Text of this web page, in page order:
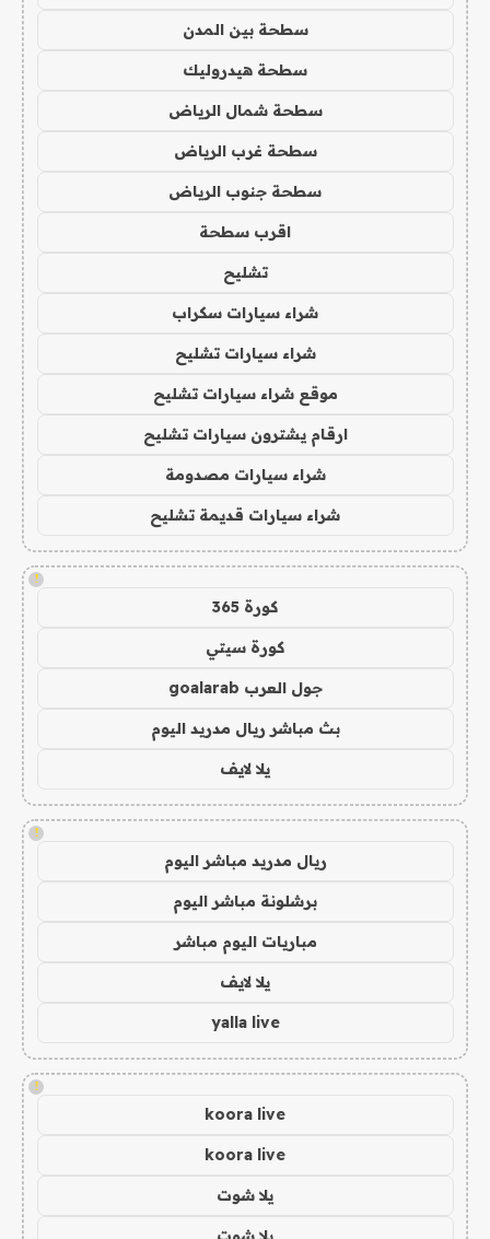
سطحة بين المدن
سطحة هيدروليك
سطحة شمال الرياض
سطحة غرب الرياض
سطحة جنوب الرياض
اقرب سطحة
تشليح
شراء سيارات سكراب
شراء سيارات تشليح
موقع شراء سيارات تشليح
ارقام يشترون سيارات تشليح
شراء سيارات مصدومة
شراء سيارات قديمة تشليح
!
كورة 365
كورة سيتي
جول العرب goalarab
بث مباشر ريال مدريد اليوم
يلا لايف
!
ريال مدريد مباشر اليوم
برشلونة مباشر اليوم
مباريات اليوم مباشر
يلا لايف
yalla live
!
koora live
koora live
يلا شوت